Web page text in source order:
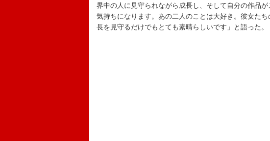
界中の人に見守られながら成長し、そして自分の作品
気持ちになります。あの二人のことは大好き。彼女た
長を見守るだけでもとても素晴らしいです」と語った。